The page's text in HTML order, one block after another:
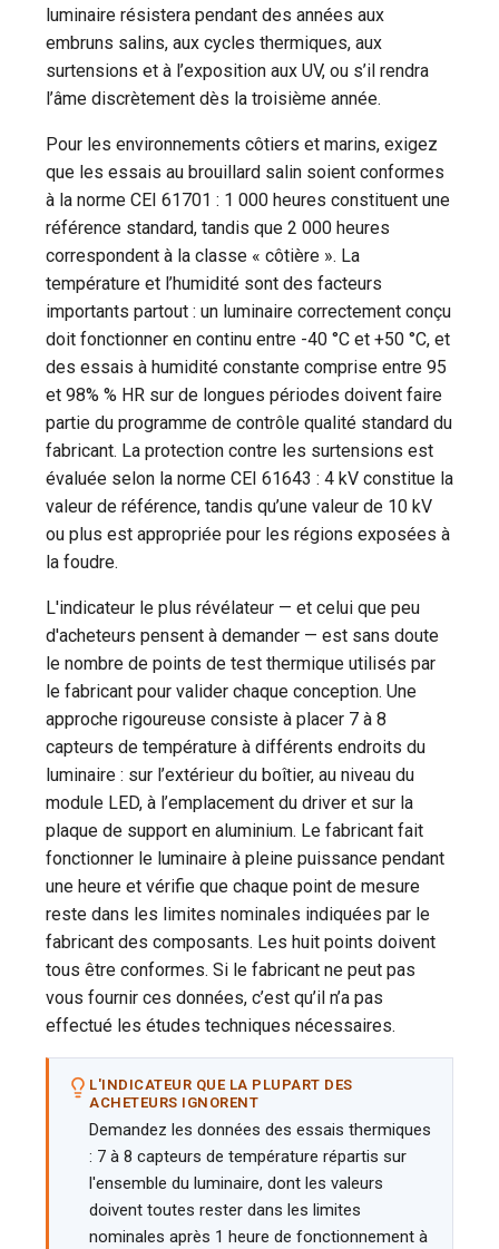
luminaire résistera pendant des années aux
embruns salins, aux cycles thermiques, aux
surtensions et à l’exposition aux UV, ou s’il rendra
l’âme discrètement dès la troisième année.
Pour les environnements côtiers et marins, exigez
que les essais au brouillard salin soient conformes
à la norme CEI 61701 : 1 000 heures constituent une
référence standard, tandis que 2 000 heures
correspondent à la classe « côtière ». La
température et l’humidité sont des facteurs
importants partout : un luminaire correctement conçu
doit fonctionner en continu entre -40 °C et +50 °C, et
des essais à humidité constante comprise entre 95
et 98% % HR sur de longues périodes doivent faire
partie du programme de contrôle qualité standard du
fabricant. La protection contre les surtensions est
évaluée selon la norme CEI 61643 : 4 kV constitue la
valeur de référence, tandis qu’une valeur de 10 kV
ou plus est appropriée pour les régions exposées à
la foudre.
L'indicateur le plus révélateur — et celui que peu
d'acheteurs pensent à demander — est sans doute
le nombre de points de test thermique utilisés par
le fabricant pour valider chaque conception. Une
approche rigoureuse consiste à placer 7 à 8
capteurs de température à différents endroits du
luminaire : sur l’extérieur du boîtier, au niveau du
module LED, à l’emplacement du driver et sur la
plaque de support en aluminium. Le fabricant fait
fonctionner le luminaire à pleine puissance pendant
une heure et vérifie que chaque point de mesure
reste dans les limites nominales indiquées par le
fabricant des composants. Les huit points doivent
tous être conformes. Si le fabricant ne peut pas
vous fournir ces données, c’est qu’il n’a pas
effectué les études techniques nécessaires.
L'INDICATEUR QUE LA PLUPART DES
ACHETEURS IGNORENT
Demandez les données des essais thermiques
: 7 à 8 capteurs de température répartis sur
l'ensemble du luminaire, dont les valeurs
doivent toutes rester dans les limites
nominales après 1 heure de fonctionnement à